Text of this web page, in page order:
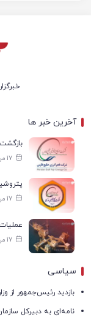
آخرین خبر ها
17 مرداد 1405 - ۱۵:۵۲
17 مرداد 1405 - ۱۵:۳۶
17 مرداد 1405 - ۱۴:۵۵
سیاسی
بازدید رئیس‌جمهور از
نامه‌ای به دبیرکل